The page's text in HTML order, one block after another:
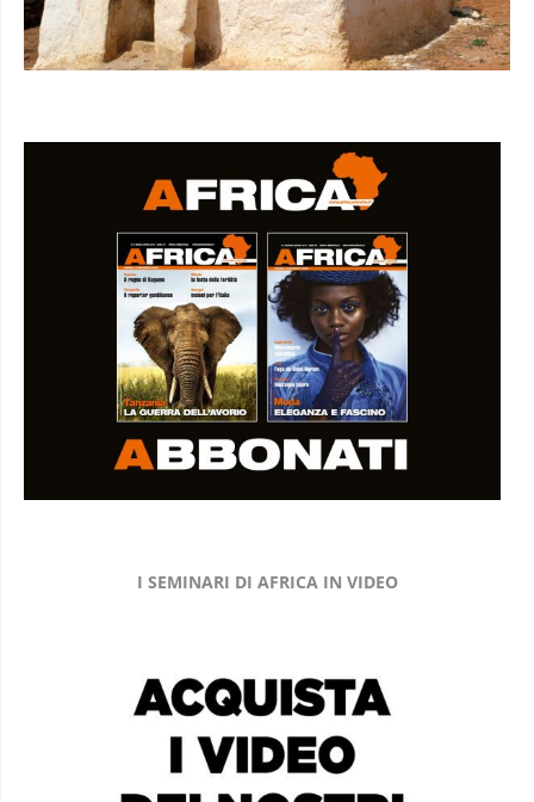
I SEMINARI DI AFRICA IN VIDEO